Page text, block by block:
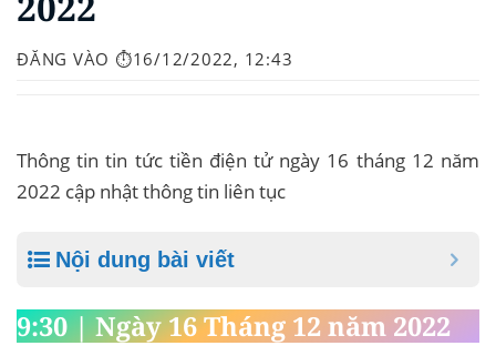
ĐĂNG VÀO ⏱️16/12/2022, 12:43
Thông tin tin tức tiền điện tử ngày 16 tháng 12 năm
2022 cập nhật thông tin liên tục
Nội dung bài viết
9:30 | Ngày 16 Tháng 12 năm 2022